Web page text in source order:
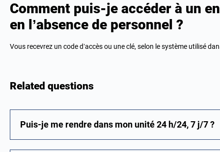
Comment puis-je accéder à un
en l’absence de personnel ?
Vous recevrez un code d’accès ou une clé, selon le système utilisé
Related questions
Puis-je me rendre dans mon unité 24 h/24, 7 j/7 ?